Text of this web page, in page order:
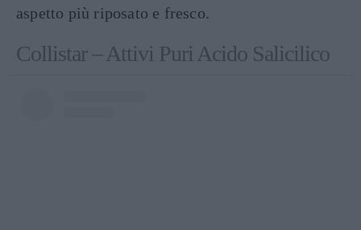
aspetto più riposato e fresco.
Collistar – Attivi Puri Acido Salicilico